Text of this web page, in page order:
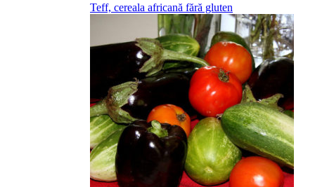
Teff, cereala africană fără gluten